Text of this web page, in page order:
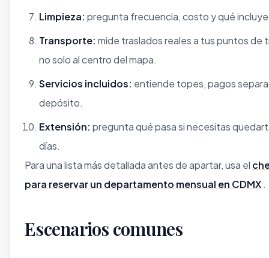
Limpieza: pregunta frecuencia, costo y qué
Transporte: mide traslados reales a tus puntos de
no solo al centro del mapa.
Servicios incluidos: entiende topes, pagos
depósito.
Extensión: pregunta qué pasa si necesitas
días.
Para una lista más detallada antes de apartar, usa el
para reservar un departamento mensual en CDMX.
Escenarios comunes